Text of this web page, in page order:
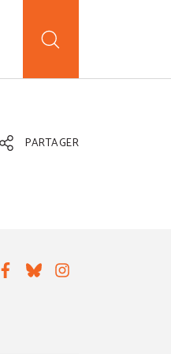
PARTAGER
FacebookBlueskyInstagram